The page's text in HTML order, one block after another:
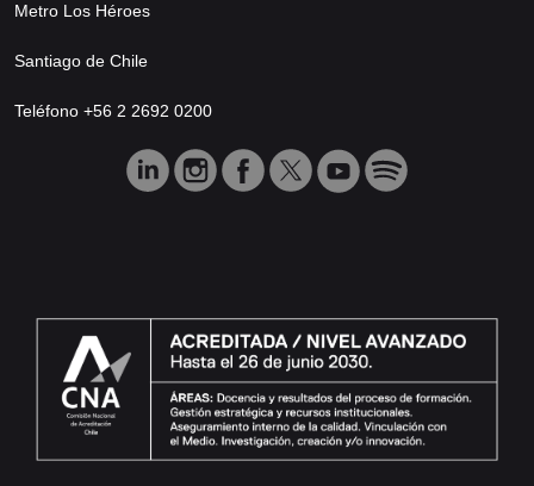
Metro Los Héroes
Santiago de Chile
Teléfono +56 2 2692 0200